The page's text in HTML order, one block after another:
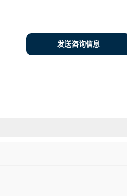
发送咨询信息